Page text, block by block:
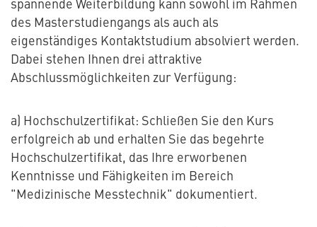
des Masterstudiengangs als auch als
eigenständiges Kontaktstudium absolviert werden.
Dabei stehen Ihnen drei attraktive
Abschlussmöglichkeiten zur Verfügung:
a) Hochschulzertifikat: Schließen Sie den Kurs
erfolgreich ab und erhalten Sie das begehrte
Hochschulzertifikat, das Ihre erworbenen
Kenntnisse und Fähigkeiten im Bereich
"Medizinische Messtechnik" dokumentiert.